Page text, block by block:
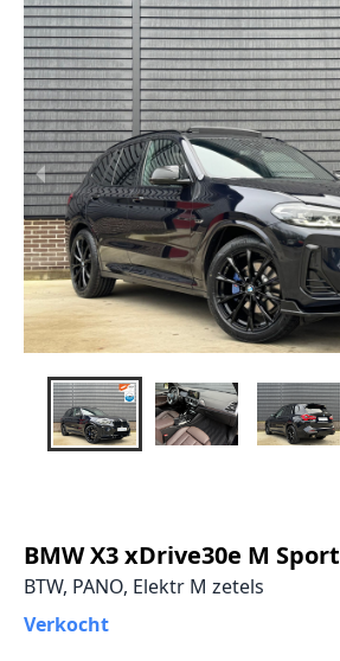
BMW X3 xDrive30e M Sport
BTW, PANO, Elektr M zetels
Verkocht